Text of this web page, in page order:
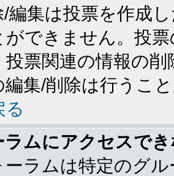
編集は投票を作成
ができません。投
投票関連の情報の
編集/削除は行うこ
る
ラムにアクセスで
ーラムは特定のグ